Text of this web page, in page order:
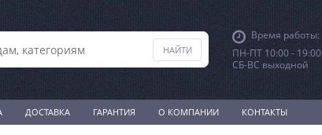
Время работы:
ПН-ПТ 10:00 - 19:00
СБ-ВС выходной
ДОСТАВКА ГАРАНТИЯ О КОМПАНИИ КОНТАКТЫ